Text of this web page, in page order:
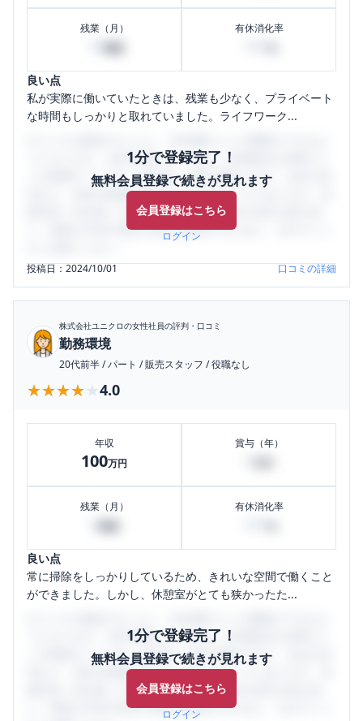
残業（月） 有休消化率
良い点
私が実際に働いていたときは、残業も少なく、プライベート
な時間もしっかりと取れていました。ライフワーク...
1分で登録完了！
無料会員登録で続きが見れます
会員登録はこちら
ログイン
うになります。SHEHUB(シーハブ)は、女性限定の企業口コ
ミの投稿サイトです。給与面・女性の働きやすさ・会社の評
判など、女性の転職は気にすべき点がたくさんあります。先
輩社員（元社員）の口コミを通して、本当の会社の姿を知
り、将来の不安や現在の悩みを解消するために、ぜひサイト
投稿日：2024/10/01 口コミの詳細
株式会社ユニクロの女性社員の評判・口コミ
勤務環境
20代前半/パート /販売スタッフ /役職なし
★★★★★
★★★★★ 4.0
年収
100万円
賞与（年）
残業（月） 有休消化率
良い点
常に掃除をしっかりしているため、きれいな空間で働くこと
ができました。しかし、休憩室がとても狭かったた...
1分で登録完了！
無料会員登録で続きが見れます
会員登録はこちら
ログイン
うになります。SHEHUB(シーハブ)は、女性限定の企業口コ
ミの投稿サイトです。給与面・女性の働きやすさ・会社の評
判など、女性の転職は気にすべき点がたくさんあります。先
輩社員（元社員）の口コミを通して、本当の会社の姿を知
り、将来の不安や現在の悩みを解消するために、ぜひサイト